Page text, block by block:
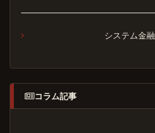
システム金融
コラム記事